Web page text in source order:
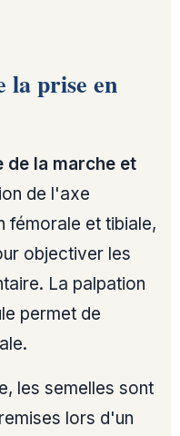
la prise en
de la marche et
de l'axe
fémorale et tibiale,
objectiver les
La palpation
permet de
les semelles sont
lors d'un